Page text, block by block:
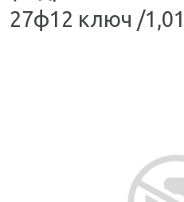
27ф12 ключ /